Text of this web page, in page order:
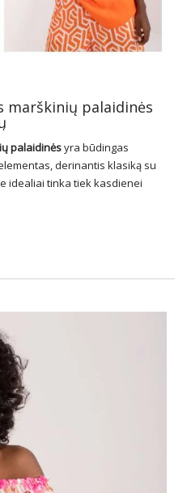
marškinių palaidinės
palaidinėsyra būdingas
derinantis klasiką su
idealiai tinka tiek kasdienei
Pagamintos iš įvairių